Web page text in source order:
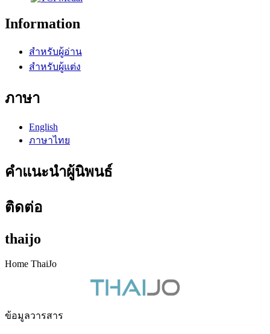
Information
สำหรับผู้อ่าน
สำหรับผู้แต่ง
ภาษา
English
ภาษาไทย
คำแนะนำผู้นิพนธ์
ติดต่อ
thaijo
Home ThaiJo
ข้อมูลวารสาร